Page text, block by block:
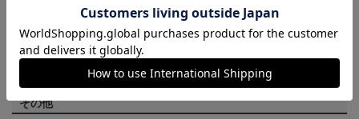
て見える場合がございます。あらかじめご了承ください。
【仕様について】
取り扱い商品によっては、パッケージやデザインなどの仕様が予
告なく変更になることがございます。
その他